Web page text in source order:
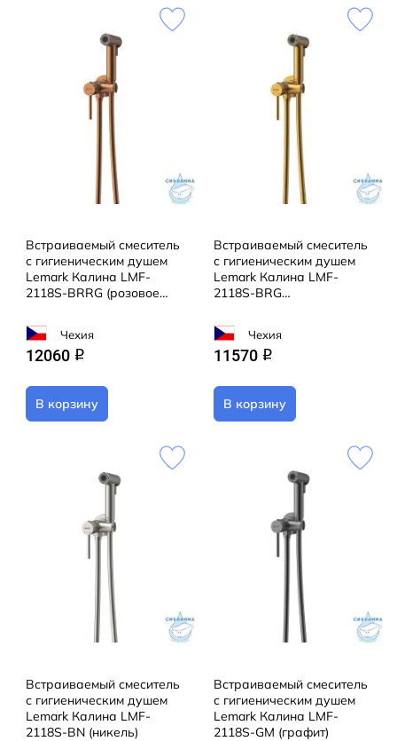
Встраиваемый смеситель
с гигиеническим душем
Lemark Калина LMF-
2118S-BRRG (розовое
Чехия
12060 q
В корзину
Встраиваемый смеситель
с гигиеническим душем
Lemark Калина LMF-
2118S-BRG
Чехия
11570 q
В корзину
Встраиваемый смеситель
с гигиеническим душем
Lemark Калина LMF-
2118S-BN (никель)
Встраиваемый смеситель
с гигиеническим душем
Lemark Калина LMF-
2118S-GM (графит)